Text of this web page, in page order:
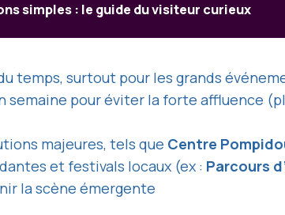
simples : le guide du visiteur curieux
temps, surtout pour les grands
semaine pour éviter la forte affluence
majeures, tels que Centre
et festivals locaux (ex : Parcours
la scène émergente